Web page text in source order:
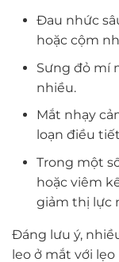
Đau nhức
hoặc cộm
Sưng đỏ mí
nhiều.
Mắt nhạy
loạn điều
Trong một
hoặc viêm
giảm thị lực
Đáng lưu ý,
leo ở mắt với